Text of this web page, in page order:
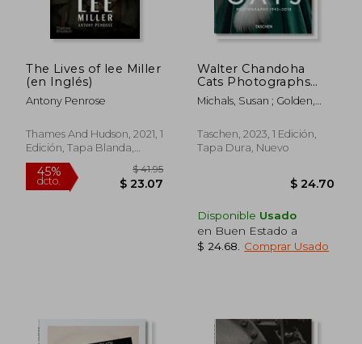
The Lives of lee Miller
(en Inglés)
Antony Penrose
Thames And Hudson, 2021, 1
Edición, Tapa Blanda,
Nuevo
Walter Chandoha
Cats Photographs
1942 2018 (en Inglés)
Michals, Susan ; Golden,
Taschen, 2023, 1 Edición,
Tapa Dura, Nuevo
Disponible Usado
en Buen Estado a
$ 24.68
Comprar Usado